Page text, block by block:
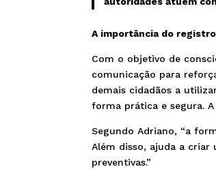
A importância do
Com o objetivo de
comunicação para
demais cidadãos a
forma prática e segura.
Segundo Adriano, “a
Além disso, ajuda a
preventivas.”